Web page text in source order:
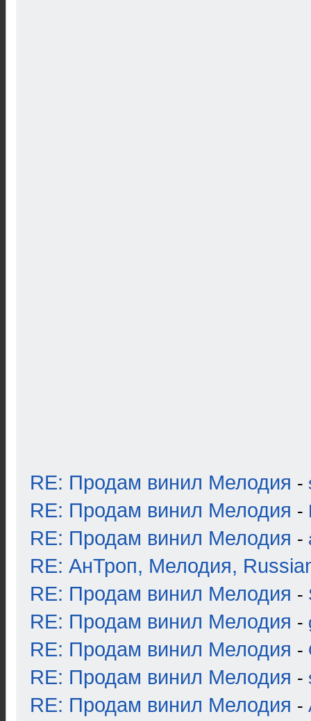
RE: Продам винил Мелодия -
RE: Продам винил Мелодия -
RE: Продам винил Мелодия -
RE: АнТроп, Мелодия,
RE: Продам винил Мелодия -
RE: Продам винил Мелодия -
RE: Продам винил Мелодия -
RE: Продам винил Мелодия -
RE: Продам винил Мелодия -